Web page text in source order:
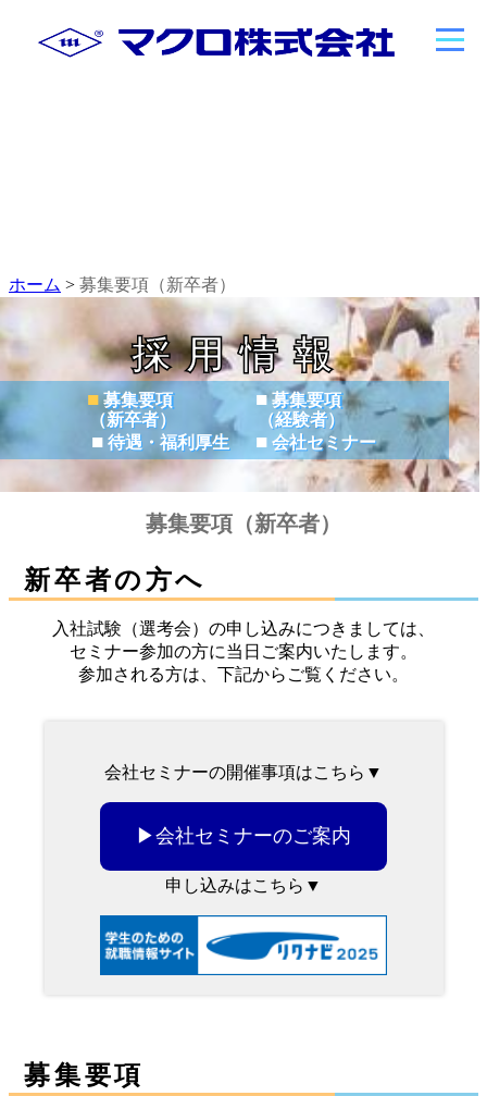
ホーム > 募集要項（新卒者）
採用情報
■ 募集要項
（新卒者）
■ 募集要項
（経験者）
■ 待遇・福利厚生 ■ 会社セミナー
募集要項（新卒者）
新卒者の方へ
入社試験（選考会）の申し込みにつきましては、
セミナー参加の方に当日ご案内いたします。
参加される方は、下記からご覧ください。
会社セミナーの開催事項はこちら▼
▶会社セミナーのご案内
申し込みはこちら▼
募集要項